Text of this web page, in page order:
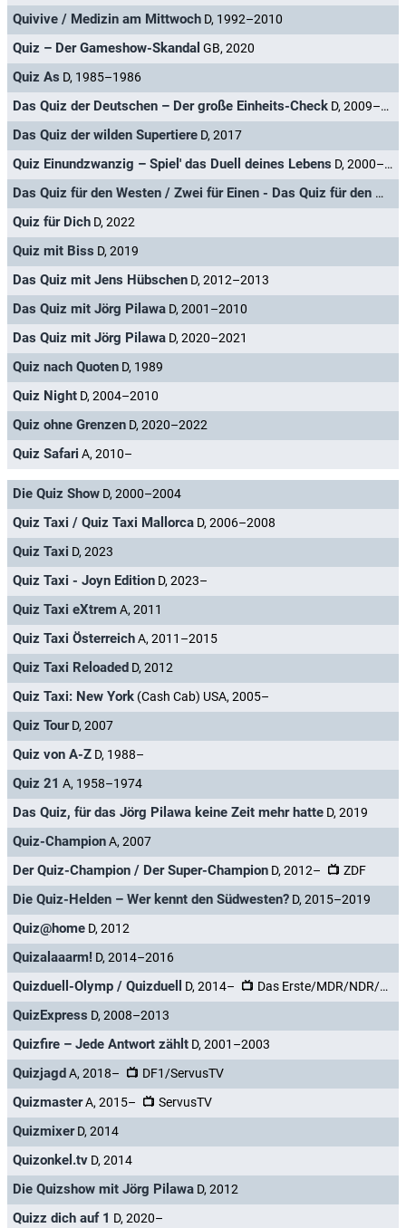
Quivive / Medizin am Mittwoch D, 1992–2010
Quiz – Der Gameshow-Skandal GB, 2020
Quiz As D, 1985–1986
Das Quiz der Deutschen – Der große Einheits-Check D, 2009–2011
Das Quiz der wilden Supertiere D, 2017
Quiz Einundzwanzig – Spiel' das Duell deines Lebens D, 2000–2002
Das Quiz für den Westen / Zwei für Einen - Das Quiz für den Westen
Quiz für Dich D, 2022
Quiz mit Biss D, 2019
Das Quiz mit Jens Hübschen D, 2012–2013
Das Quiz mit Jörg Pilawa D, 2001–2010
Das Quiz mit Jörg Pilawa D, 2020–2021
Quiz nach Quoten D, 1989
Quiz Night D, 2004–2010
Quiz ohne Grenzen D, 2020–2022
Quiz Safari A, 2010–
Die Quiz Show D, 2000–2004
Quiz Taxi / Quiz Taxi Mallorca D, 2006–2008
Quiz Taxi D, 2023
Quiz Taxi - Joyn Edition D, 2023–
Quiz Taxi eXtremA, 2011
Quiz Taxi ÖsterreichA, 2011–2015
Quiz Taxi Reloaded D, 2012
Quiz Taxi: New York (Cash Cab) USA, 2005–
Quiz Tour D, 2007
Quiz von A-Z D, 1988–
Quiz 21 A, 1958–1974
Das Quiz, für das Jörg Pilawa keine Zeit mehr hatte D, 2019
Quiz-ChampionA, 2007
Der Quiz-Champion / Der Super-Champion D, 2012– ZDF
Die Quiz-Helden – Wer kennt den Südwesten? D, 2015–2019
Quiz@home D, 2012
Quizalaaarm! D, 2014–2016
Quizduell-Olymp / Quizduell D, 2014– Das Erste/MDR/NDR/BR/WDR/SWR
QuizExpress D, 2008–2013
Quizfire – Jede Antwort zählt D, 2001–2003
QuizjagdA, 2018– DF1/ServusTV
QuizmasterA, 2015– ServusTV
Quizmixer D, 2014
Quizonkel.tv D, 2014
Die Quizshow mit Jörg Pilawa D, 2012
Quizz dich auf 1 D, 2020–